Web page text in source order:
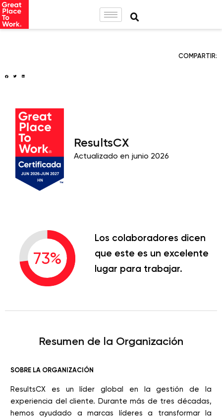
COMPARTIR:
ResultsCX
Actualizado en junio 2026
73%
Los colaboradores dicen
que este es un excelente
lugar para trabajar.
Resumen de la Organización
SOBRE LA ORGANIZACIÓN
ResultsCX es un líder global en la gestión de la
experiencia del cliente. Durante más de tres décadas,
hemos ayudado a marcas líderes a transformar la